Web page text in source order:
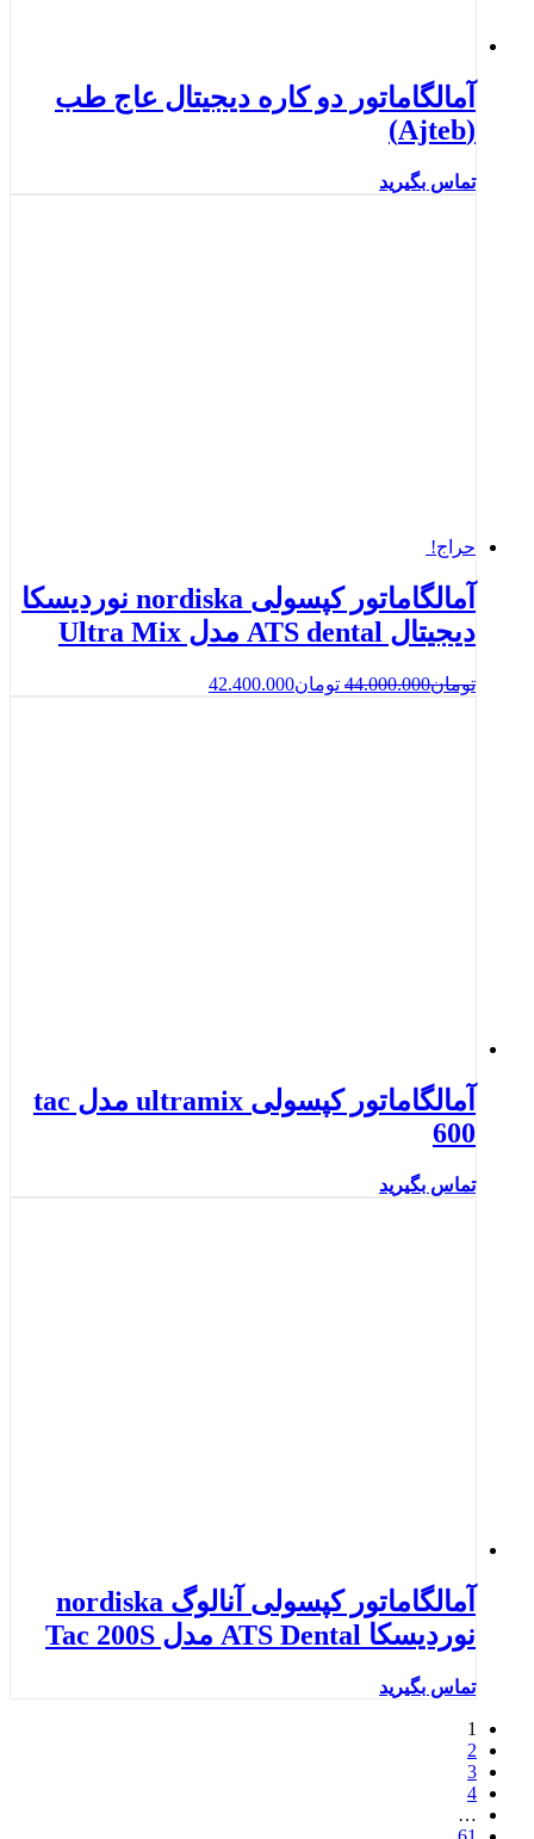
آمالگاماتور دو کاره دیجیتال عاج طب
(Ajteb)
تماس بگیرید
حراج!
آمالگاماتور کپسولی nordiska نوردیسکا
دیجیتال ATS dental مدل Ultra Mix
تومان44.000.000 تومان42.400.000
آمالگاماتور کپسولی ultramix مدل tac
600
تماس بگیرید
آمالگاماتور کپسولی آنالوگ nordiska
نوردیسکا ATS Dental مدل Tac 200S
تماس بگیرید
1
2
3
4
…